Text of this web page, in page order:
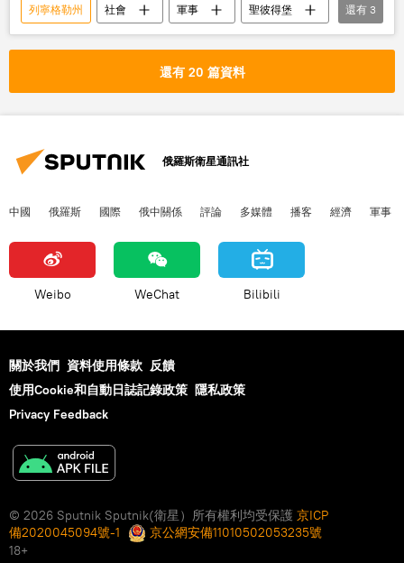
列寧格勒州 社會 軍事
聖彼得堡
爆炸物
工兵 俄羅斯
還有 3
還有 20 篇資料
俄羅斯衛星通訊社
中國 俄羅斯 國際 俄中關係 評論 多媒體 播客 經濟 軍事
Weibo WeChat Bilibili
關於我們 資料使用條款 反饋
使用Cookie和自動日誌記錄政策 隱私政策
Privacy Feedback
© 2026 Sputnik Sputnik(衛星）所有權利均受保護 京ICP
備2020045094號-1
京公網安備11010502053235號
18+